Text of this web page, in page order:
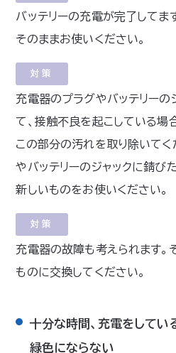
バッテリーの充電が完了してま
そのままお使いください。
対策
充電器のプラグやバッテリーの
て、接触不良を起こしている場
この部分の汚れを取り除いてく
やバッテリーのジャックに錆び
新しいものをお使いください。
対策
充電器の故障も考えられます。
ものに交換してください。
十分な時間、充電をして
緑色にならない